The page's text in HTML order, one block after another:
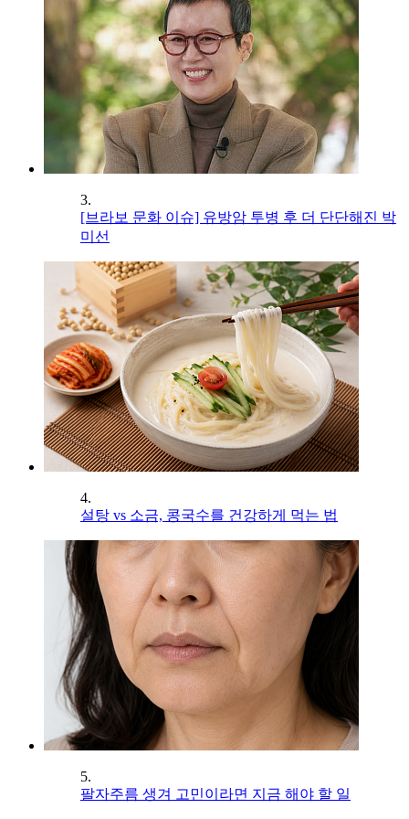
3.
[브라보 문화 이슈] 유방암 투병 후 더 단단해진 박
미선
4.
설탕 vs 소금, 콩국수를 건강하게 먹는 법
5.
팔자주름 생겨 고민이라면 지금 해야 할 일